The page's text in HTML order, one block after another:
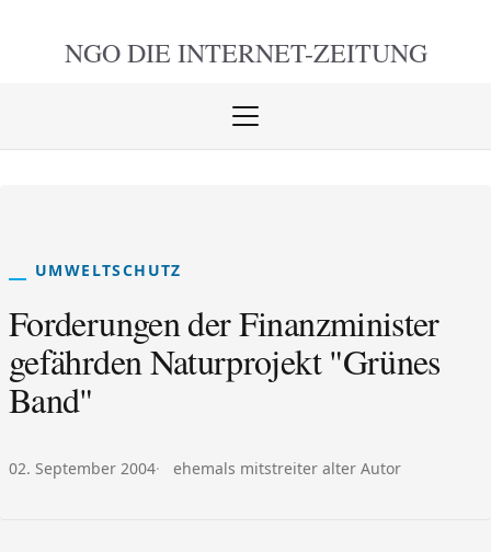
NGO DIE INTERNET-ZEITUNG
Menü
UMWELTSCHUTZ
Forderungen der Finanzminister
gefährden Naturprojekt "Grünes
Band"
Veröffentlicht am:
02. September 2004 Autor:
ehemals mitstreiter alter Autor